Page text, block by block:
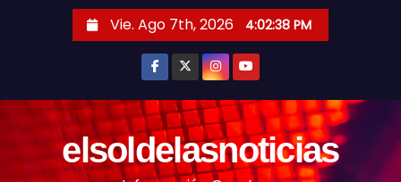
Vie. Ago 7th, 2026 4:02:39 PM
elsoldelasnoticias